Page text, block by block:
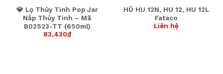
💎 Lọ Thủy Tinh Pop Jar
Nắp Thủy Tinh – Mã
B02523-TT (650ml)
83,430₫
HŨ HU 12N, HU 12, HU 12L
Fataco
Liên hệ